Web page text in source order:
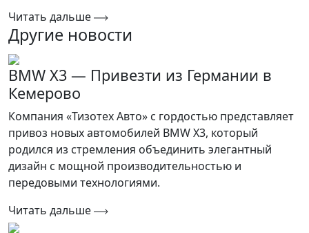
Читать дальше
Другие новости
BMW X3 — Привезти из Германии в
Кемерово
Компания «Тизотех Авто» с гордостью представляет
привоз новых автомобилей BMW X3, который
родился из стремления объединить элегантный
дизайн с мощной производительностью и
передовыми технологиями.
Читать дальше